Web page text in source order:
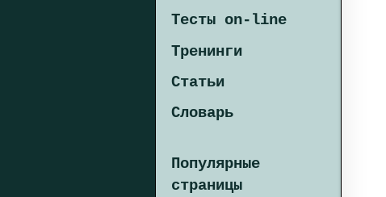
Тесты on-line
Тренинги
Статьи
Словарь
Популярные
страницы